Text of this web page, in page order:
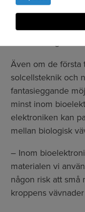
fem år hoppas vi
konstruera nya
Även om de första
solcellsteknik och
fantasieggande
minst inom
elektroniken kan
mellan biologisk
– Inom
materialen vi
någon risk att små
kroppens
kakor